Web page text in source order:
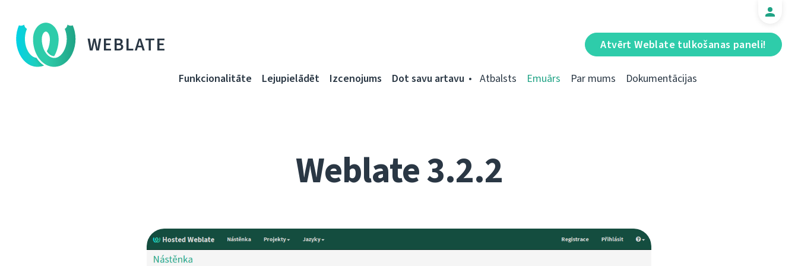
WEBLATE Atvērt Weblate tulkošanas paneli!
Funkcionalitāte Lejupielādēt Izcenojums Dot savu artavu Atbalsts Emuārs Par mums Dokumentācijas
Weblate 3.2.2